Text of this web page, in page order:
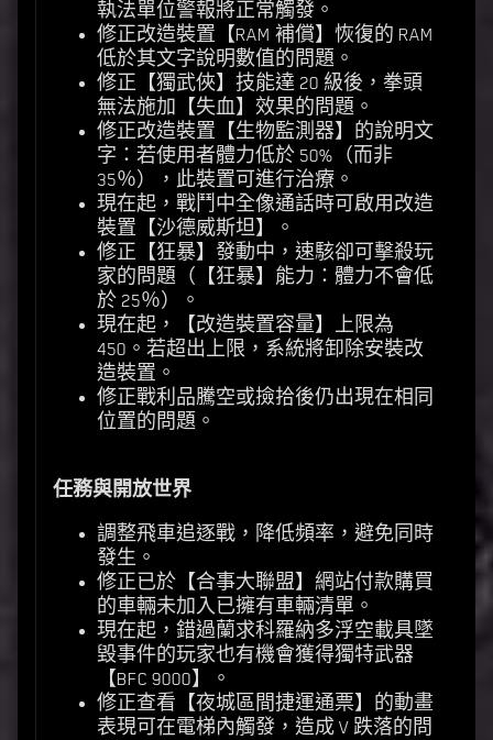
執法單位警報將正常觸發。
修正改造裝置【RAM 補償】恢復的 RAM
低於其文字說明數值的問題。
修正【獨武俠】技能達 20 級後，拳頭
無法施加【失血】效果的問題。
修正改造裝置【生物監測器】的說明文
字：若使用者體力低於 50%（而非
35％），此裝置可進行治療。
現在起，戰鬥中全像通話時可啟用改造
裝置【沙德威斯坦】。
修正【狂暴】發動中，速駭卻可擊殺玩
家的問題（【狂暴】能力：體力不會低
於 25％）。
現在起，【改造裝置容量】上限為
450。若超出上限，系統將卸除安裝改
造裝置。
修正戰利品騰空或撿拾後仍出現在相同
位置的問題。
任務與開放世界
調整飛車追逐戰，降低頻率，避免同時
發生。
修正已於【合事大聯盟】網站付款購買
的車輛未加入已擁有車輛清單。
現在起，錯過蘭求科羅納多浮空載具墜
毀事件的玩家也有機會獲得獨特武器
【BFC 9000】。
修正查看【夜城區間捷運通票】的動畫
表現可在電梯內觸發，造成 V 跌落的問